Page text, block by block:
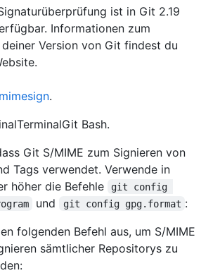
ist in Git 2.19
Informationen zum
Version von Git findest du
.
TerminalGit Bash.
Git S/MIME zum Signieren von
Tags verwendet. Verwende in
höher die Befehle
git config
und git config gpg.format :
folgenden Befehl aus, um S/MIME
sämtlicher Repositorys zu